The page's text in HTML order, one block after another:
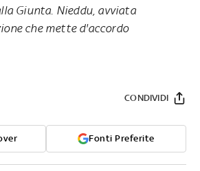
Giunta. Nieddu, avviata
che mette d'accordo
Fonti Preferite
CONDIVIDI